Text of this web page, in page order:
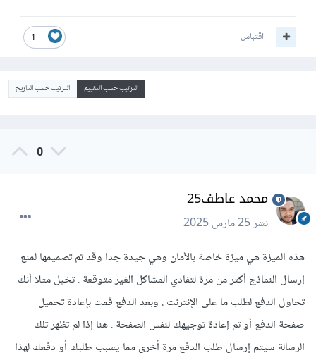
1 اقتباس
الترتيب حسب التقييم الترتيب حسب التاريخ
0
محمد عاطف25
نشر25 مارس 2025
هذه الميزة هي ميزة خاصة بالأمان وهي جيدة جدا وقد تم تصميمها لمنع
إرسال النماذج أكثر من مرة لتفادي المشاكل الغير متوقعة . تخيل مثلا أنك
تحاول الدفع لطلب ما على الإنترنت . وبعد الدفع قمت بإعادة تحميل
صفحة الدفع أو تم إعادة توجيهك لنفس الصفحة . هنا إذا لم تظهر تلك
الرسالة سيتم إرسال طلب الدفع مرة أخرى مما يسبب طلبك أو دفعك لهذا